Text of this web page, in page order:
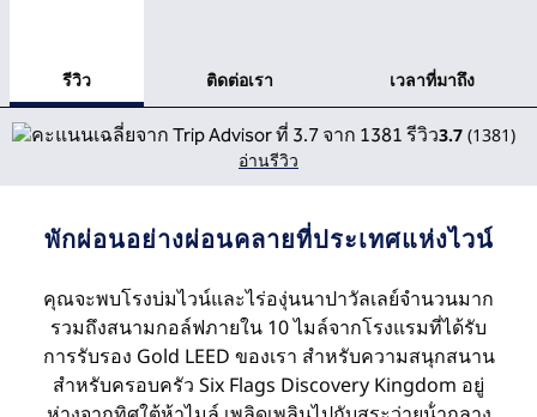
รีวิว ติดต่อเรา เวลาที่มาถึง
3.7 (1381)
อ่านรีวิว
พักผ่อนอย่างผ่อนคลายที่ประเทศแห่งไวน์
คุณจะพบโรงบ่มไวน์และไร่องุ่นนาปาวัลเลย์จํานวนมาก
รวมถึงสนามกอล์ฟภายใน 10 ไมล์จากโรงแรมที่ได้รับ
การรับรอง Gold LEED ของเรา สําหรับความสนุกสนาน
สําหรับครอบครัว Six Flags Discovery Kingdom อยู่